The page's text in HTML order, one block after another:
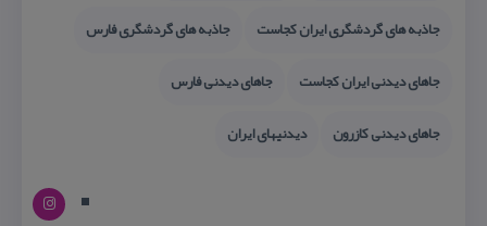
جاذبه های گردشگری ایران كجاست
جاذبه های گردشگری فارس
جاهای دیدنی ایران كجاست
جاهای دیدنی فارس
جاهای دیدنی كازرون
دیدنیهای ایران